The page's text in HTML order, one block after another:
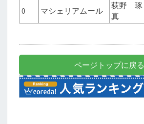
0 マシェリアムール
荻野 琢
真
ページトップに戻る